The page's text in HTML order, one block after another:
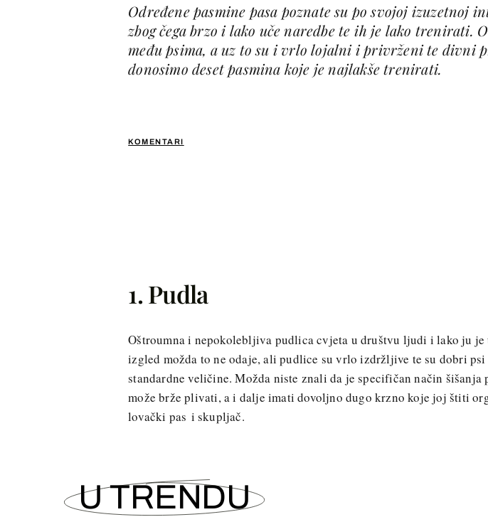
KOMENTARI
Određene pasmine pasa poznate su po svojoj izuzetnoj
zbog čega brzo i lako uče naredbe te ih je lako trenirati.
među psima, a uz to su i vrlo lojalni i privrženi te divni
donosimo deset pasmina koje je najlakše trenirati.
Viber
1. Pudla
Oštroumna i nepokolebljiva pudlica cvjeta u društvu ljudi i lako ju
izgled možda to ne odaje, ali pudlice su vrlo izdržljive te su dobri
standardne veličine. Možda niste znali da je specifičan način šišanja
može brže plivati, a i dalje imati dovoljno dugo krzno koje joj štiti
lovački pas i skupljač.
U TRENDU